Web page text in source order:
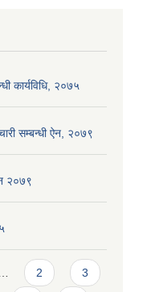
कार्यविधि, २०७५
सम्बन्धी ऐन, २०७९
२०७९
2 3